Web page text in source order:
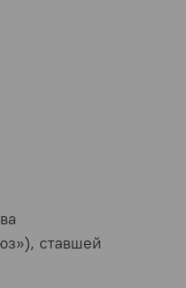
ставшей